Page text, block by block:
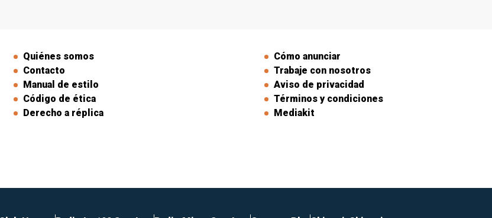
Quiénes somos
Contacto
Manual de estilo
Código de ética
Derecho a réplica
Cómo anunciar
Trabaje con nosotros
Aviso de privacidad
Términos y condiciones
Mediakit